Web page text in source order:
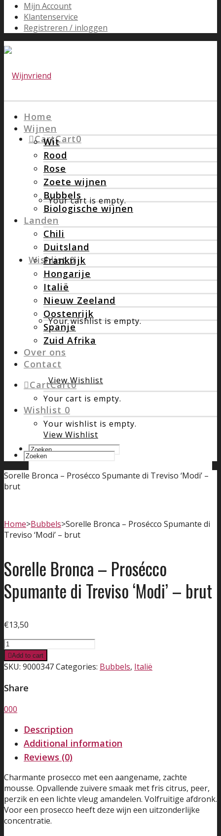
Mijn Account
Klantenservice
Registreren / inloggen
CartCart0
Your cart is empty.
Wishlist 0
Your wishlist is empty.
View Wishlist
Home
Wijnen
Wit
Rood
Rose
Zoete wijnen
Bubbels
Biologische wijnen
Landen
Chili
Duitsland
Frankrijk
Hongarije
Italië
Nieuw Zeeland
Oostenrijk
Spanje
Zuid Afrika
Over ons
Contact
CartCart0
Your cart is empty.
Wishlist 0
Your wishlist is empty.
View Wishlist
Sorelle Bronca – Prosécco Spumante di Treviso ‘Modi’ –
brut
Home>Bubbels>Sorelle Bronca – Prosécco Spumante di
Treviso ‘Modi’ – brut
Sorelle Bronca – Prosécco
Spumante di Treviso ‘Modi’ – brut
€13,50
Sorelle
Bronca
-
Spumante
Treviso
brut
quantity
Add to cart
SKU: 9000347Categories: Bubbels, Italië
Share
000
Description
Additional information
Reviews (0)
Charmante prosecco met een aangename, zachte
mousse. Opvallende zuivere smaak met fris citrus, peer,
perzik en een lichte vleug amandelen. Volfruitige afdronk.
Voor een prosecco heeft deze wijn een uitzonderlijke
concentratie.